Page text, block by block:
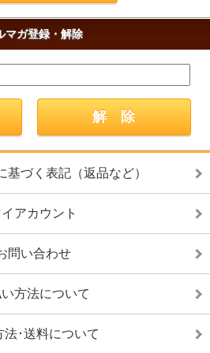
マガ登録・解除
基づく表記（返品など）
アカウント
問い合わせ
方法について
法･送料について